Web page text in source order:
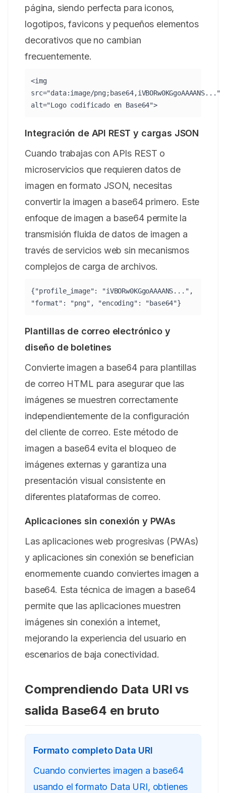
página, siendo perfecta para iconos,
logotipos, favicons y pequeños elementos
decorativos que no cambian
frecuentemente.
<img
src="data:image/png;base64,iVBORw0KGgoAAAANS..."
alt="Logo codificado en Base64">
Integración de API REST y cargas JSON
Cuando trabajas con APIs REST o
microservicios que requieren datos de
imagen en formato JSON, necesitas
convertir la imagen a base64 primero. Este
enfoque de imagen a base64 permite la
transmisión fluida de datos de imagen a
través de servicios web sin mecanismos
complejos de carga de archivos.
{"profile_image": "iVBORw0KGgoAAAANS...",
"format": "png", "encoding": "base64"}
Plantillas de correo electrónico y
diseño de boletines
Convierte imagen a base64 para plantillas
de correo HTML para asegurar que las
imágenes se muestren correctamente
independientemente de la configuración
del cliente de correo. Este método de
imagen a base64 evita el bloqueo de
imágenes externas y garantiza una
presentación visual consistente en
diferentes plataformas de correo.
Aplicaciones sin conexión y PWAs
Las aplicaciones web progresivas (PWAs)
y aplicaciones sin conexión se benefician
enormemente cuando conviertes imagen a
base64. Esta técnica de imagen a base64
permite que las aplicaciones muestren
imágenes sin conexión a internet,
mejorando la experiencia del usuario en
escenarios de baja conectividad.
Comprendiendo Data URI vs
salida Base64 en bruto
Formato completo Data URI
Cuando conviertes imagen a base64
usando el formato Data URI, obtienes